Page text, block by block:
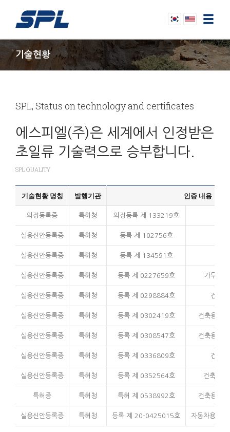
KoreanEnglish
기술현황
SPL, Status on technology and certificates
에스피엘(주)은 세계에서 인정받은
초일류 기술력으로 승부합니다.
SPL QUALITY
기술현황 명칭 발행기관 인증 내용
의장등록증 특허청 의장등록 제 133219호
실용신안등록증 특허청 등록 제 102756호
실용신안등록증 특허청 등록 제 134591호
실용신안등록증 특허청 등록 제 0227659호 가두리
실용신안등록증 특허청 등록 제 0298884호 건축
실용신안등록증 특허청 등록 제 0302419호 건축용 조
실용신안등록증 특허청 등록 제 0308547호 건축용 조
실용신안등록증 특허청 등록 제 0336809호 건축
실용신안등록증 특허청 등록 제 0352564호 건축용
특허증 특허청 특허 제 0538992호 건축용 조
실용신안등록증 특허청 등록 제 20-0425015호 자동차용 와